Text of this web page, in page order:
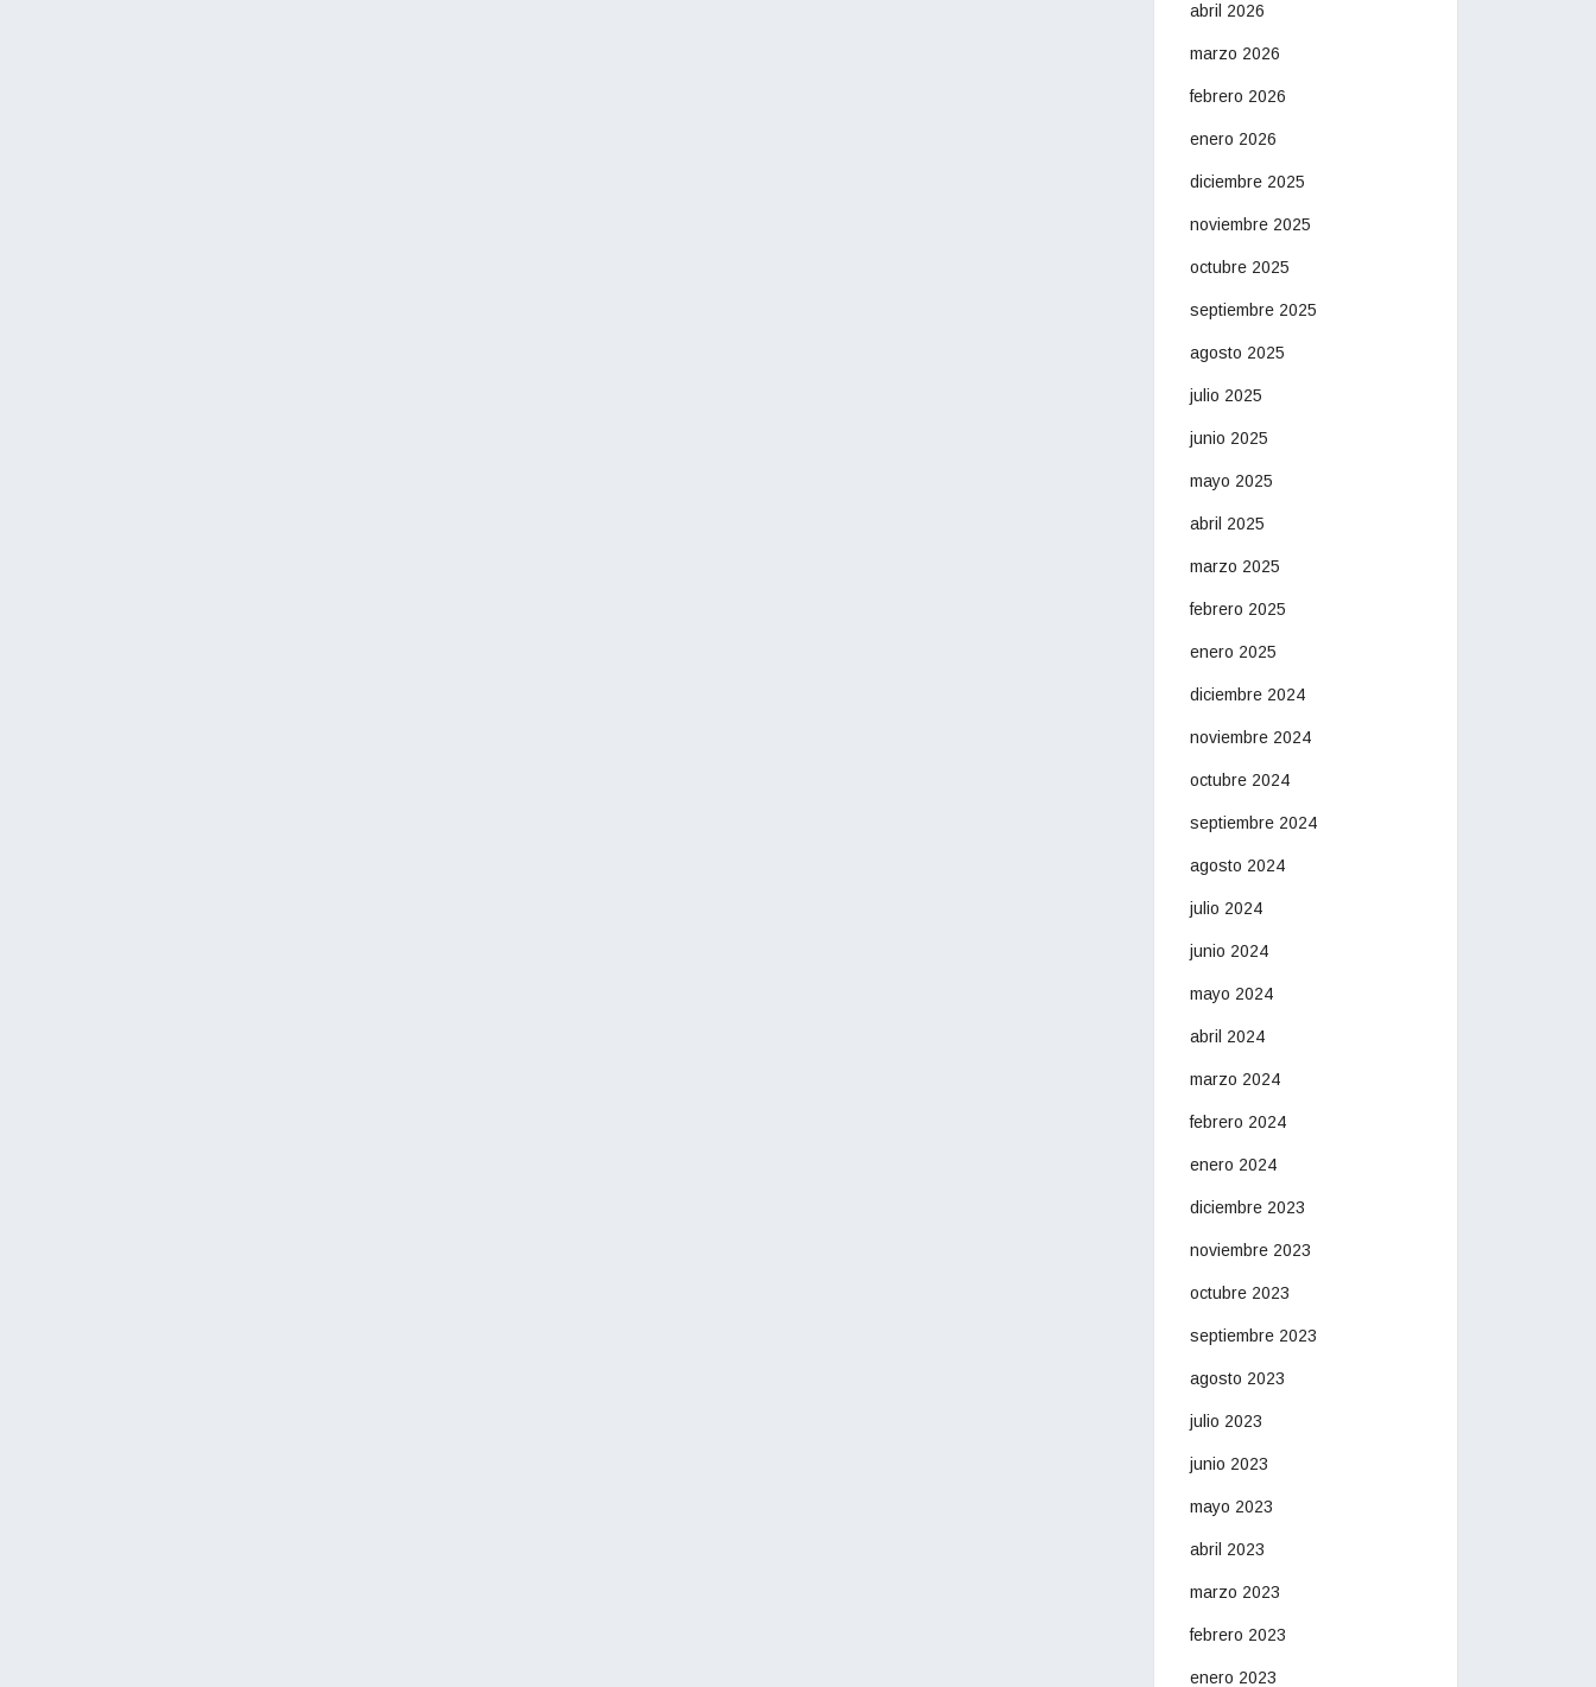
abril 2026
marzo 2026
febrero 2026
enero 2026
diciembre 2025
noviembre 2025
octubre 2025
septiembre 2025
agosto 2025
julio 2025
junio 2025
mayo 2025
abril 2025
marzo 2025
febrero 2025
enero 2025
diciembre 2024
noviembre 2024
octubre 2024
septiembre 2024
agosto 2024
julio 2024
junio 2024
mayo 2024
abril 2024
marzo 2024
febrero 2024
enero 2024
diciembre 2023
noviembre 2023
octubre 2023
septiembre 2023
agosto 2023
julio 2023
junio 2023
mayo 2023
abril 2023
marzo 2023
febrero 2023
enero 2023